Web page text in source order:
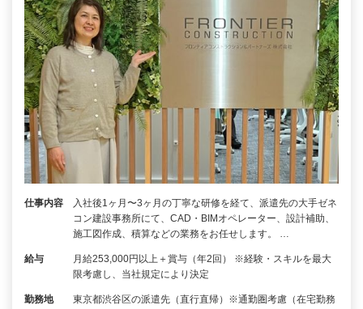
仕事内容
入社後1ヶ月〜3ヶ月の丁寧な研修を経て、派遣先の大手ゼネ
コン建設事務所にて、CAD・BIMオペレーター、設計補助、
施工図作成、積算などの業務をお任せします。 …
給与
月給253,000円以上＋賞与（年2回） ※経験・スキルを最大
限考慮し、当社規定により決定
勤務地 東京都渋谷区の派遣先（直行直帰）※通勤圏考慮（在宅勤務